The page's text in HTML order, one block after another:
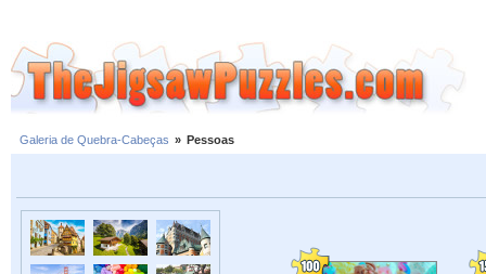
Galeria de Quebra-Cabeças » Pessoas